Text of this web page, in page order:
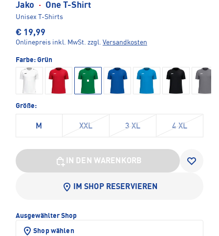
Jako · One T-Shirt
Unisex T-Shirts
€ 19,99
Onlinepreis inkl. MwSt. zzgl. Versandkosten
Farbe: Grün
Größe:
M XXL 3 XL 4 XL
IN DEN WARENKORB
IM SHOP RESERVIEREN
Ausgewählter Shop
Shop wählen